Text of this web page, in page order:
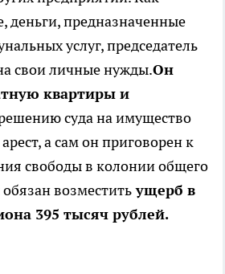
деньги, предназначенные
услуг, председатель
свои личные нужды.Он
квартиры и
суда на имущество
а сам он приговорен к
свободы в колонии общего
возместитьущерб в
395 тысяч рублей.